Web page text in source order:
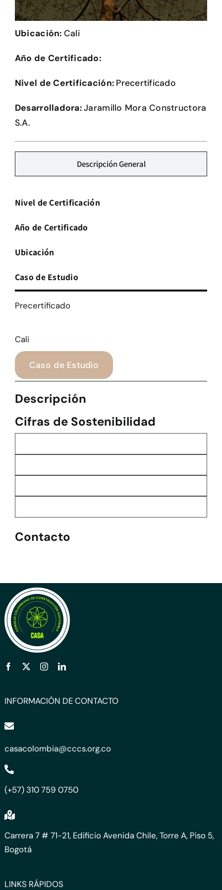
Herramientas
Credenciales
Plataforma CASA
Ubicación: Cali
Año de Certificado:
Nivel de Certificación: Precertificado
Desarrolladora:Jaramillo Mora Constructora
S.A.
Descripción General
Nivel de Certificación
Año de Certificado
Ubicación
Caso de Estudio
Precertificado
Cali
Caso de Estudio
Descripción
Cifras de Sostenibilidad
Contacto
INFORMACIÓN DE CONTACTO
casacolombia@cccs.org.co
(+57) 310 759 0750
Carrera 7 # 71-21, Edificio Avenida Chile, Torre A, Piso 5,
Bogotá
LINKS RÁPIDOS